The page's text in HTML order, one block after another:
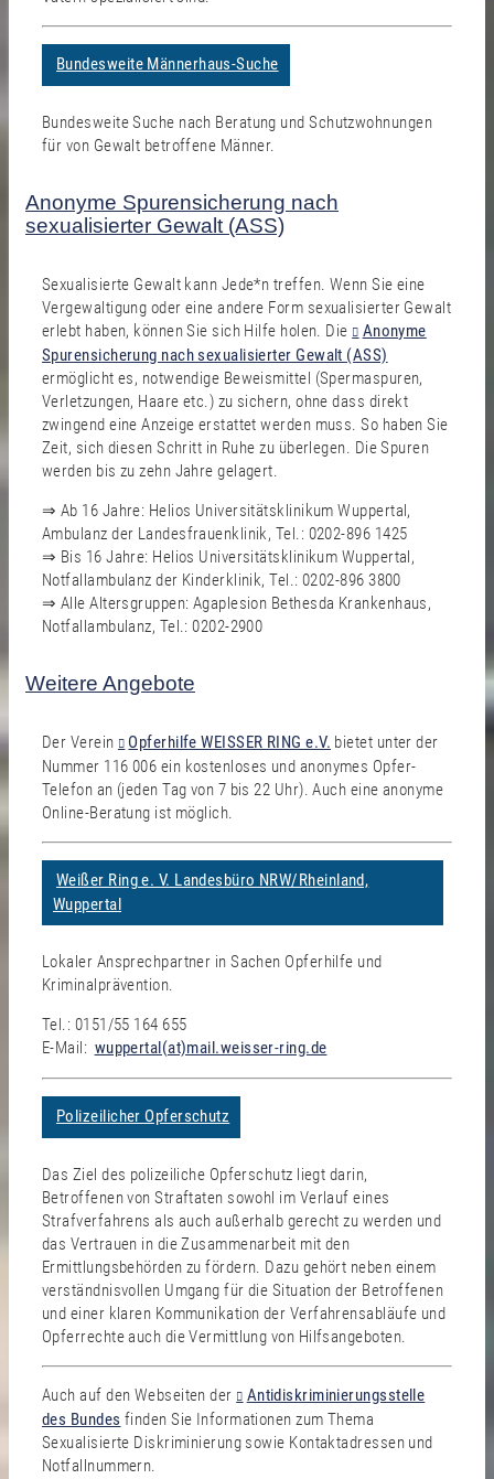
Bundesweite Männerhaus-Suche
Bundesweite Suche nach Beratung und Schutzwohnungen
für von Gewalt betroffene Männer.
Anonyme Spurensicherung nach
sexualisierter Gewalt (ASS)
Sexualisierte Gewalt kann Jede*n treffen. Wenn Sie eine
Vergewaltigung oder eine andere Form sexualisierter Gewalt
erlebt haben, können Sie sich Hilfe holen. Die
Anonyme
Spurensicherung nach sexualisierter Gewalt (ASS)
ermöglicht es, notwendige Beweismittel (Spermaspuren,
Verletzungen, Haare etc.) zu sichern, ohne dass direkt
zwingend eine Anzeige erstattet werden muss. So haben Sie
Zeit, sich diesen Schritt in Ruhe zu überlegen. Die Spuren
werden bis zu zehn Jahre gelagert.
⇒ Ab 16 Jahre: Helios Universitätsklinikum Wuppertal,
Ambulanz der Landesfrauenklinik, Tel.: 0202-896 1425
⇒ Bis 16 Jahre: Helios Universitätsklinikum Wuppertal,
Notfallambulanz der Kinderklinik, Tel.: 0202-896 3800
⇒ Alle Altersgruppen: Agaplesion Bethesda Krankenhaus,
Notfallambulanz, Tel.: 0202-2900
Weitere Angebote
Der Verein Opferhilfe WEISSER RING e.V. bietet unter der
Nummer 116 006 ein kostenloses und anonymes Opfer-
Telefon an (jeden Tag von 7 bis 22 Uhr). Auch eine anonyme
Online-Beratung ist möglich.
Weißer Ring e. V. Landesbüro NRW/Rheinland,
Wuppertal
Lokaler Ansprechpartner in Sachen Opferhilfe und
Kriminalprävention.
Tel.: 0151/55 164 655
E-Mail: wuppertal(at)mail.weisser-ring.de
Polizeilicher Opferschutz
Das Ziel des polizeiliche Opferschutz liegt darin,
Betroffenen von Straftaten sowohl im Verlauf eines
Strafverfahrens als auch außerhalb gerecht zu werden und
das Vertrauen in die Zusammenarbeit mit den
Ermittlungsbehörden zu fördern. Dazu gehört neben einem
verständnisvollen Umgang für die Situation der Betroffenen
und einer klaren Kommunikation der Verfahrensabläufe und
Opferrechte auch die Vermittlung von Hilfsangeboten.
Auch auf den Webseiten der
Antidiskriminierungsstelle
des Bundes finden Sie Informationen zum Thema
Sexualisierte Diskriminierung sowie Kontaktadressen und
Notfallnummern.